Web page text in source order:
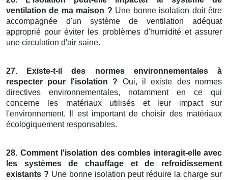
ventilation de ma maison ? Une bonne isolation doit être
accompagnée d'un système de ventilation adéquat
approprié pour éviter les problèmes d'humidité et assurer
une circulation d'air saine.
27. Existe-t-il des normes environnementales à
respecter pour l'isolation ? Oui, il existe des normes
directives environnementales, notamment en ce qui
concerne les matériaux utilisés et leur impact sur
l'environnement. Il est important de choisir des matériaux
écologiquement responsables.
28. Comment l'isolation des combles interagit-elle avec
les systèmes de chauffage et de refroidissement
existants ? Une bonne isolation peut réduire la charge sur